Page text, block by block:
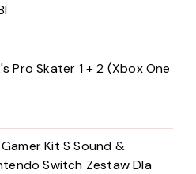
Pro Skater 1 + 2 (Xbox One
Kit S Sound &
Switch Zestaw Dla